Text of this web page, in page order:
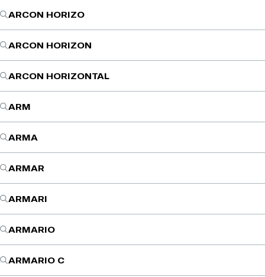
ARCON HORIZO
ARCON HORIZON
ARCON HORIZONTAL
ARM
ARMA
ARMAR
ARMARI
ARMARIO
ARMARIO C